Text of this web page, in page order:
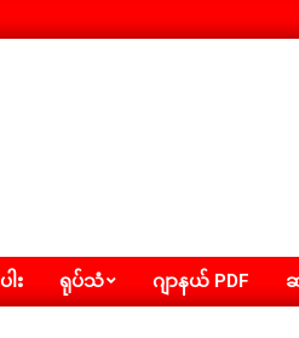
း ရုပ်သံ ဂျာနယ် PDF